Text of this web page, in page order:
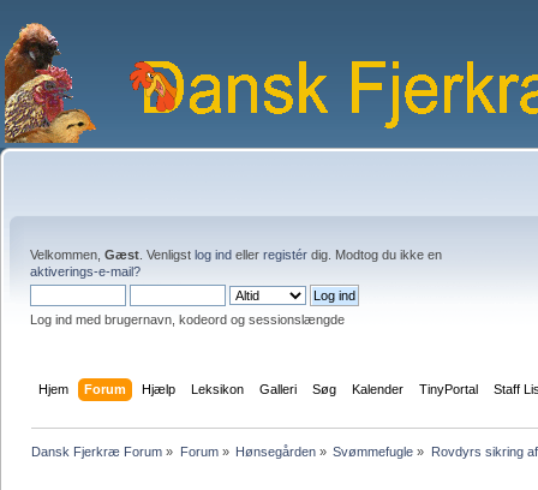
Velkommen, Gæst . Venligst log ind eller registér dig. Modtog du ikke en
aktiverings-e-mail?
Log ind med brugernavn, kodeord og sessionslængde
Hjem Forum Hjælp Leksikon Galleri Søg Kalender TinyPortal Staff
Dansk Fjerkræ Forum » Forum» Hønsegården» Svømmefugle » Rovdyrs sikring